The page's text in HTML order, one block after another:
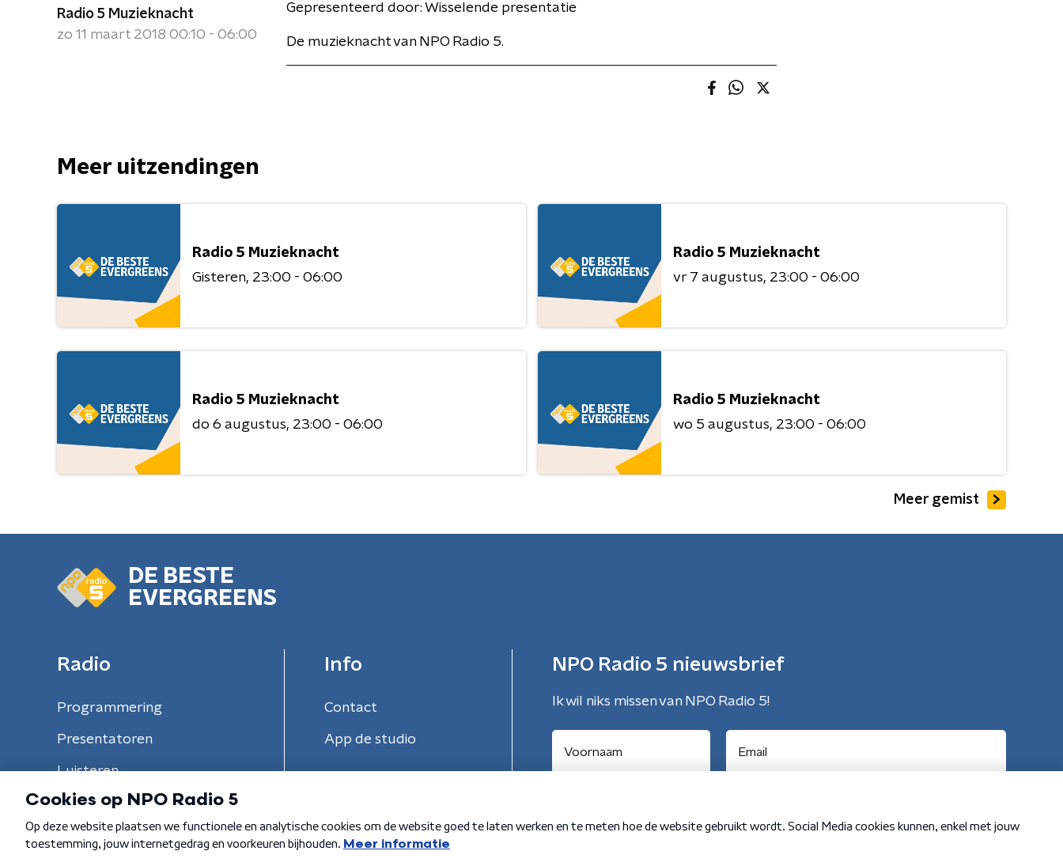
Radio 5 Muzieknacht
zo 11 maart 2018 00:10 - 06:00
Gepresenteerd door: Wisselende presentatie
De muzieknacht van NPO Radio 5.
Meer uitzendingen
Radio 5 Muzieknacht
Gisteren 23:00 - 06:00
Radio 5 Muzieknacht
vr 7 augustus 23:00 - 06:00
Radio 5 Muzieknacht
do 6 augustus 23:00 - 06:00
Radio 5 Muzieknacht
wo 5 augustus 23:00 - 06:00
Meer gemist
DE BESTE
EVERGREENS
Radio
Programmering
Presentatoren
Luisteren
Info
Contact
App de studio
NPO Radio 5 nieuwsbrief
Ik wil niks missen van NPO Radio 5!
Algemene voorwaarden Privacybeleid